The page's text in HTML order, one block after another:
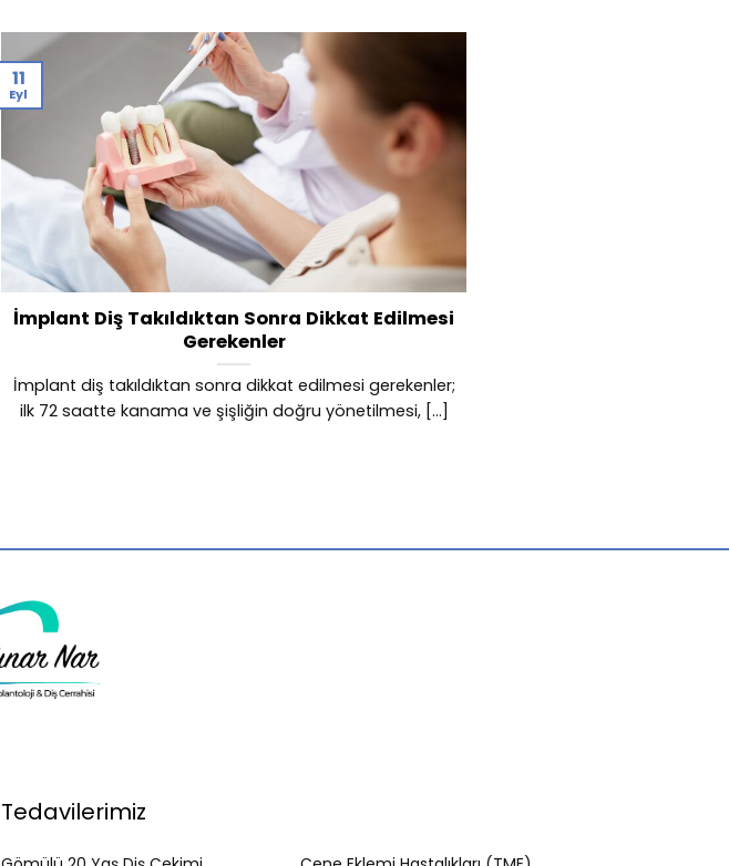
İmplant Diş Takıldıktan Sonra Dikkat Edilmesi
Gerekenler
İmplant diş takıldıktan sonra dikkat edilmesi gerekenler;
ilk 72 saatte kanama ve şişliğin doğru yönetilmesi, [...]
11
Eyl
Tedavilerimiz